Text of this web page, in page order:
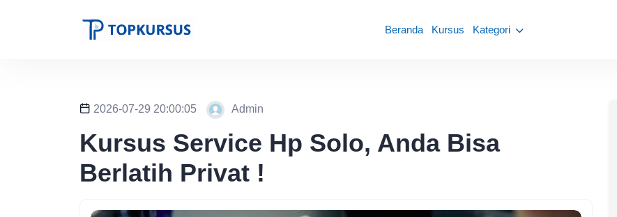
Beranda Kursus Kategori
2026-07-29 20:00:05 Admin
Kursus Service Hp Solo, Anda Bisa
Berlatih Privat !